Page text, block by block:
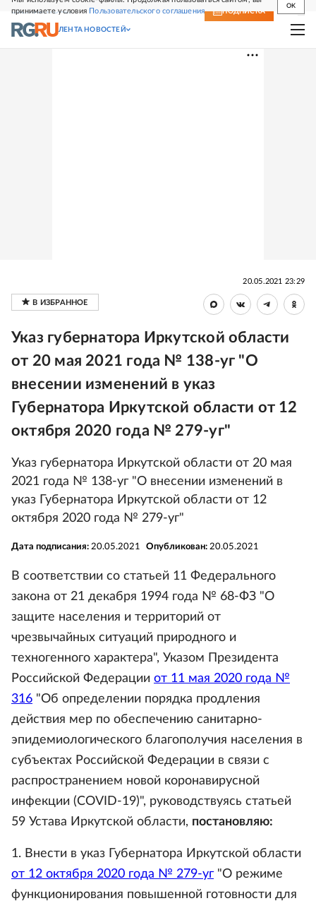
принимаете условия Пользовательского соглашения
OK
СВЕЖИЙ НОМЕР ПОДПИСКА
ЛЕНТА НОВОСТЕЙ
20.05.2021 23:29
Указ губернатора Иркутской области
от 20 мая 2021 года № 138-уг "О
внесении изменений в указ
Губернатора Иркутской области от 12
октября 2020 года № 279-уг"
Указ губернатора Иркутской области от 20 мая
2021 года № 138-уг "О внесении изменений в
указ Губернатора Иркутской области от 12
октября 2020 года № 279-уг"
Дата подписания: 20.05.2021 Опубликован: 20.05.2021
В соответствии со статьей 11 Федерального
закона от 21 декабря 1994 года № 68-ФЗ "О
защите населения и территорий от
чрезвычайных ситуаций природного и
техногенного характера", Указом Президента
Российской Федерации от 11 мая 2020 года №
316 "Об определении порядка продления
действия мер по обеспечению санитарно-
эпидемиологического благополучия населения в
субъектах Российской Федерации в связи с
распространением новой коронавирусной
инфекции (COVID-19)", руководствуясь статьей
59 Устава Иркутской области, постановляю:
1. Внести в указ Губернатора Иркутской области
от 12 октября 2020 года № 279-уг"О режиме
функционирования повышенной готовности для